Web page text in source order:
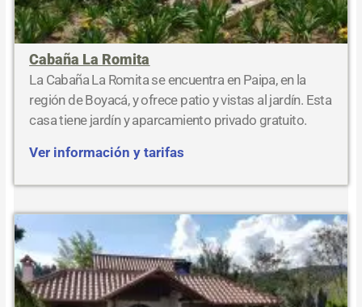
Cabaña La Romita
La Cabaña La Romita se encuentra en Paipa, en la
región de Boyacá, y ofrece patio y vistas al jardín. Esta
casa tiene jardín y aparcamiento privado gratuito.
Ver información y tarifas